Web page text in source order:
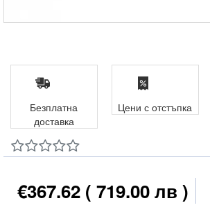
€367.62 ( 719.00 лв )
Безплатна
доставка
Цени с отстъпка